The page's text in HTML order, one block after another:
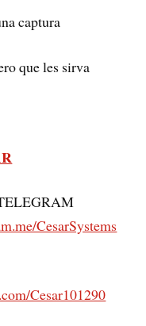
captura
que les sirva
CesarSystems
Cesar101290